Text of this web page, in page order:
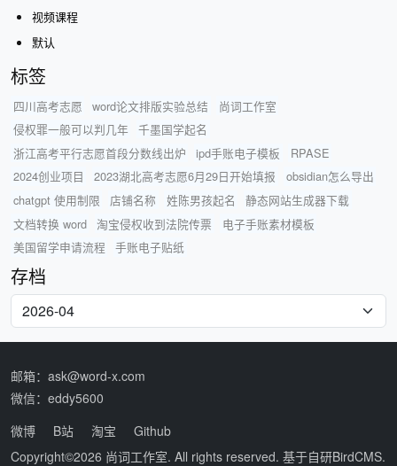
视频课程
默认
标签
四川高考志愿 word论文排版实验总结
尚词工作室
侵权罪一般可以判几年
千墨国学起名
浙江高考平行志愿首段分数线出炉
ipd手账电子模板
RPASE
2024创业项目
2023湖北高考志愿6月29日开始填报
obsidian怎么导出
chatgpt 使用制限
店铺名称 姓陈男孩起名
静态网站生成器下载
文档转换 word
淘宝侵权收到法院传票
电子手账素材模板
美国留学申请流程
手账电子贴纸
存档
邮箱：ask@word-x.com
微信：eddy5600
微博
B站 淘宝
Github
Copyright©2026 尚词工作室. All rights reserved. 基于自研BirdCMS.